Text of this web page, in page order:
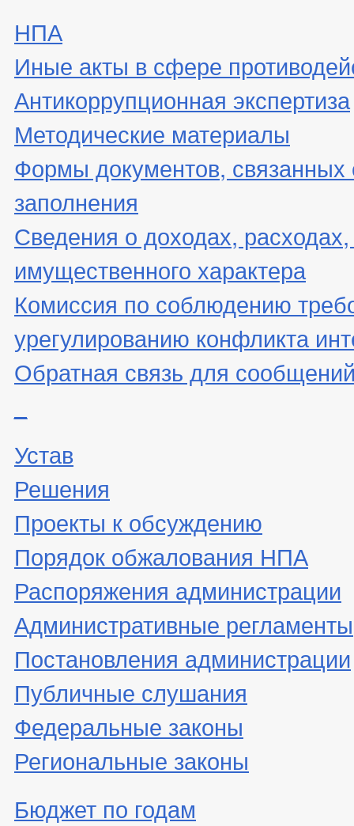
НПА
Иные акты в сфере
Антикоррупционная экспертиза
Методические материалы
Формы документов, связанных
заполнения
Сведения о доходах,
имущественного характера
Комиссия по соблюдению
урегулированию конфликта
Обратная связь для
Устав
Решения
Проекты к обсуждению
Порядок обжалования НПА
Распоряжения администрации
Административные регламенты
Постановления администрации
Публичные слушания
Федеральные законы
Региональные законы
Бюджет по годам